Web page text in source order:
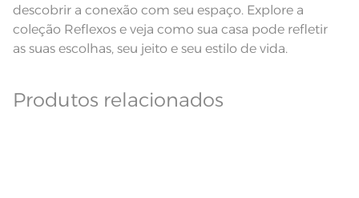
descobrir a conexão com seu espaço. Explore a
coleção Reflexos e veja como sua casa pode refletir
as suas escolhas, seu jeito e seu estilo de vida.
Produtos relacionados